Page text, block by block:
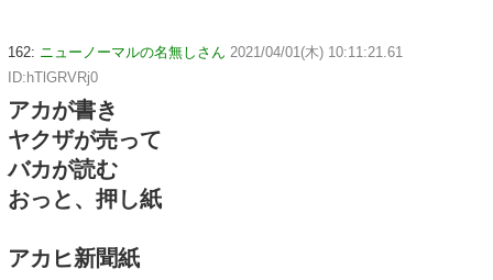
162: ニューノーマルの名無しさん 2021/04/01(木) 10:11:21.61
ID:hTlGRVRj0
アカが書き
ヤクザが売って
バカが読む
おっと、押し紙
アカヒ新聞紙